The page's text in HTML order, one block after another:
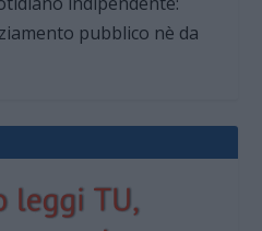
pubblico nè da